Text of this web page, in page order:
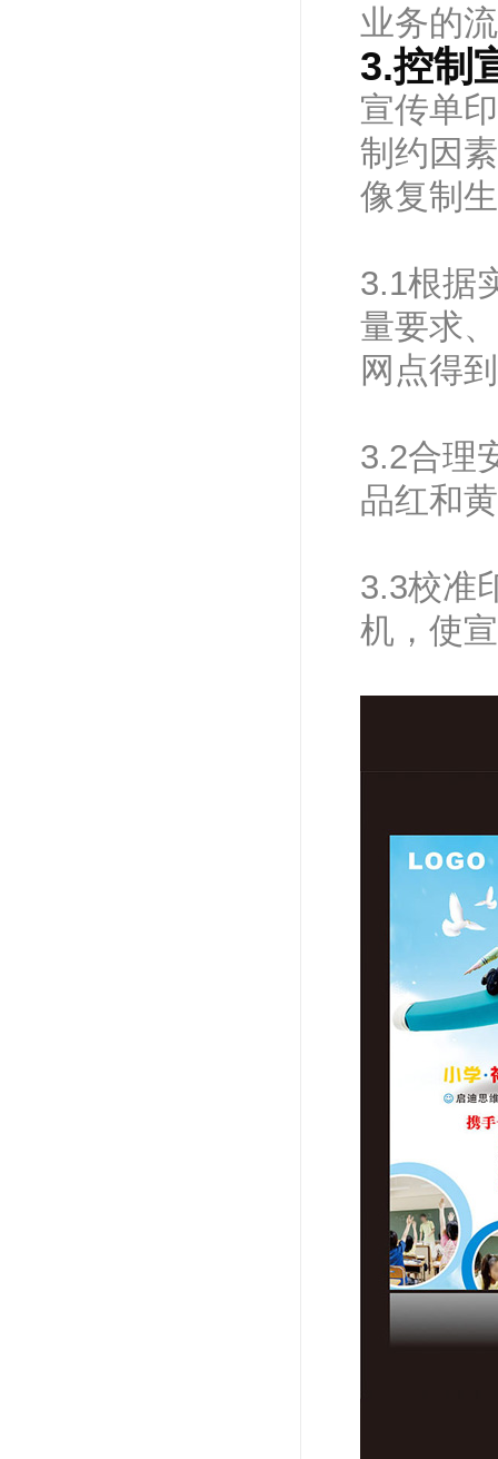
业务的
3.控制
宣传单
制约因
像复制
3.1根据
量要求
网点得
3.2合理
品红和
3.3校准
机，使